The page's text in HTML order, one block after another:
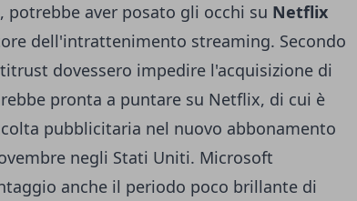
aver posato gli occhi su Netflix
dell'intrattenimento streaming. Secondo
dovessero impedire l'acquisizione di
pronta a puntare su Netflix, di cui è
pubblicitaria nel nuovo abbonamento
negli Stati Uniti. Microsoft
anche il periodo poco brillante di